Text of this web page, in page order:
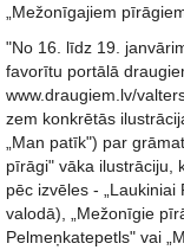
„Mežonīgajiem
"No 16. līdz 19.
favorītu portālā
www.draugiem.lv/
zem konkrētās
„Man patīk") par
pīrāgi" vāka ilustrāciju,
pēc izvēles -
valodā), „Mežonīgie
Pelmeņkatepetls" vai